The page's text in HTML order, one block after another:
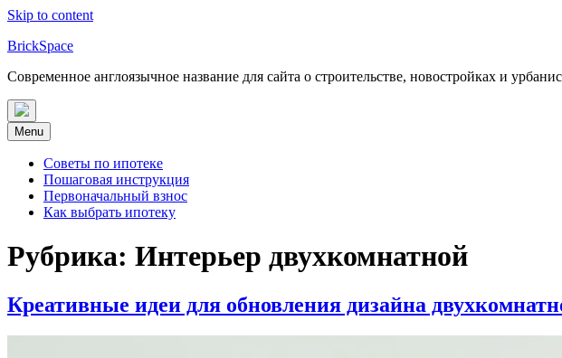
Skip to content
BrickSpace
Современное англоязычное название для сайта о строительстве, новостройках и
Menu
Советы по ипотеке
Пошаговая инструкция
Первоначальный взнос
Как выбрать ипотеку
Рубрика: Интерьер двухкомнатной
Креативные идеи для обновления дизайна